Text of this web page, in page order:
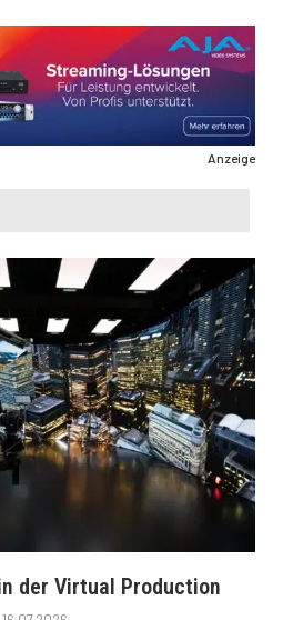
Anzeige
der Virtual Production